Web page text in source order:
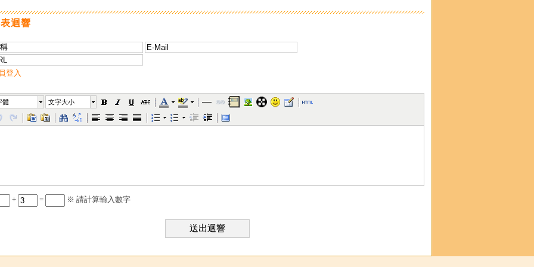
迴響
登入
體 文字大小
+ = ※ 請計算輸入數字
送出迴響